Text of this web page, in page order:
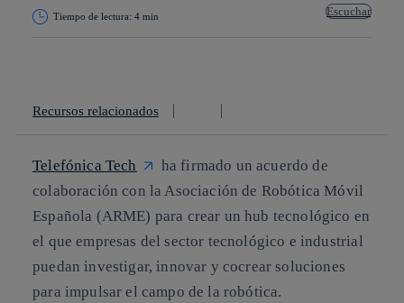
Tiempo de lectura: 4 min Escuchar
Recursos relacionados
Telefónica Tech
ha firmado un acuerdo de
colaboración con la Asociación de Robótica Móvil
Española (ARME) para crear un hub tecnológico en
el que empresas del sector tecnológico e industrial
puedan investigar, innovar y cocrear soluciones
para impulsar el campo de la robótica.